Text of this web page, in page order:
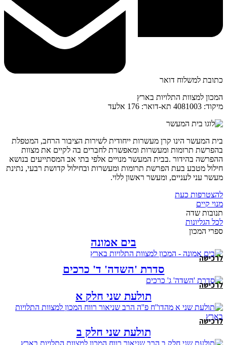
כתובת למשלוח דואר
המכון למצוות התלויות בארץ
מיקוד: 4081003 תא-דואר: 176 אלעד
בית המעשר הינו קרן מעשרות ייחודית לשירות הציבור הרחב, המטפלת
בהפרשת תרומות ומעשרות ומאפשרת לחברים בה לקיים את מצוות
ההפרשה בהידור .בבית המעשר מנויים אלפי בתי אב המסתייעים בנושא
חילול מטבע בעת הפרשת תרומות ומעשרות ובחילול קדושת רבעי, נתינת
מעשר עני לעניים, ומעשר ראשון ללוי.
להצטרפות כעת
מנוי קיים
תנובות שדה
לכל הגליונות
ספרי המכון
בים אמונה
לרכישה
סדרת 'השדה' ד' כרכים
לרכישה
תולעת שני חלק א
לרכישה
תולעת שני חלק ב